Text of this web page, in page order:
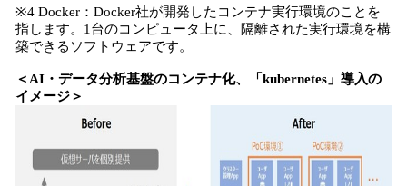
※4 Docker：Docker社が開発したコンテナ実行環境のことを
指します。1台のコンピュータ上に、隔離された実行環境を構
築できるソフトウェアです。
＜AI・データ分析基盤のコンテナ化、「kubernetes」導入の
イメージ＞